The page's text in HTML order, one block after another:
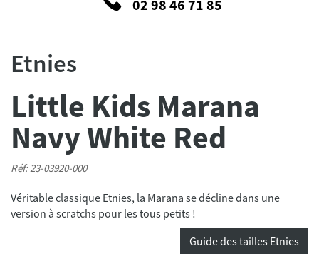
02 98 46 71 85
Etnies
Little Kids Marana
Navy White Red
Réf: 23-03920-000
Véritable classique Etnies, la Marana se décline dans une
version à scratchs pour les tous petits !
Guide des tailles Etnies